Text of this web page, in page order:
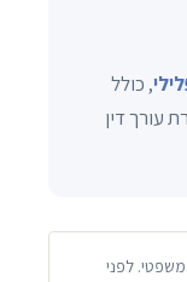
, כולל
עורך דין
משפטי. לפני